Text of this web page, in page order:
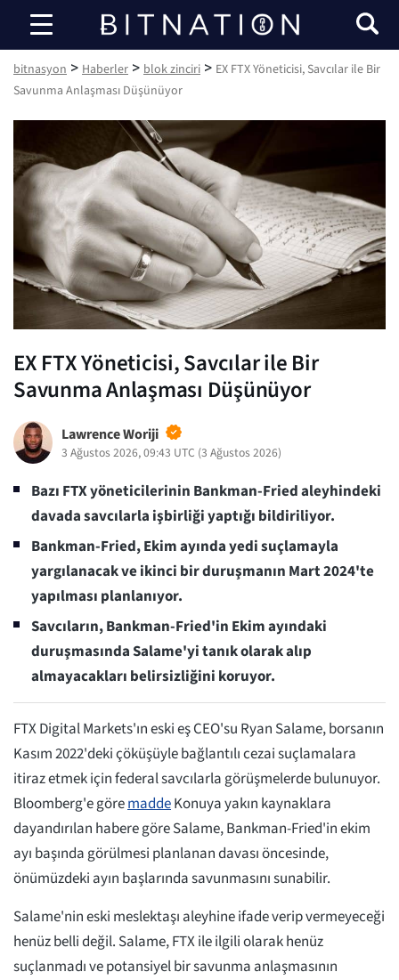
bitnasyon
bitnasyon > Haberler > blok zinciri > EX FTX Yöneticisi, Savcılar ile Bir
Savunma Anlaşması Düşünüyor
EX FTX Yöneticisi, Savcılar ile Bir
Savunma Anlaşması Düşünüyor
Lawrence Woriji
3 Ağustos 2026, 09:43 UTC (3 Ağustos 2026)
Bazı FTX yöneticilerinin Bankman-Fried aleyhindeki
davada savcılarla işbirliği yaptığı bildiriliyor.
Bankman-Fried, Ekim ayında yedi suçlamayla
yargılanacak ve ikinci bir duruşmanın Mart 2024'te
yapılması planlanıyor.
Savcıların, Bankman-Fried'in Ekim ayındaki
duruşmasında Salame'yi tanık olarak alıp
almayacakları belirsizliğini koruyor.
FTX Digital Markets'ın eski eş CEO'su Ryan Salame, borsanın
Kasım 2022'deki çöküşüyle bağlantılı cezai suçlamalara
itiraz etmek için federal savcılarla görüşmelerde bulunuyor.
Bloomberg'e göremaddeKonuya yakın kaynaklara
dayandırılan habere göre Salame, Bankman-Fried'in ekim
ayı başında görülmesi planlanan davası öncesinde,
önümüzdeki ayın başlarında savunmasını sunabilir.
Salame'nin eski meslektaşı aleyhine ifade verip vermeyeceği
henüz belli değil. Salame, FTX ile ilgili olarak henüz
suçlanmadı ve potansiyel bir savunma anlaşmasının